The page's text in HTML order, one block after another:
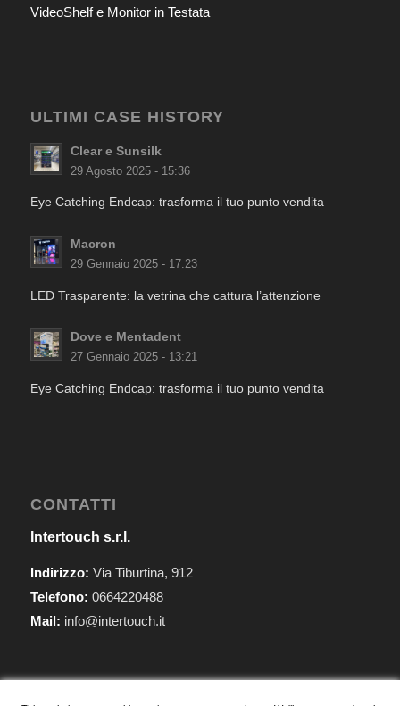
VideoShelf e Monitor in Testata
ULTIMI CASE HISTORY
Clear e Sunsilk
29 Agosto 2025 - 15:36
Eye Catching Endcap: trasforma il tuo punto vendita
Macron
29 Gennaio 2025 - 17:23
LED Trasparente: la vetrina che cattura l’attenzione
Dove e Mentadent
27 Gennaio 2025 - 13:21
Eye Catching Endcap: trasforma il tuo punto vendita
CONTATTI
Intertouch s.r.l.
Indirizzo: Via Tiburtina, 912
Telefono: 0664220488
Mail: info@intertouch.it